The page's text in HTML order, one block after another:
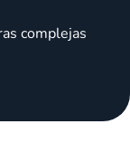
complejas